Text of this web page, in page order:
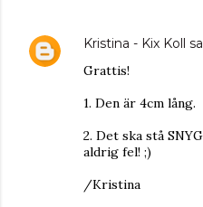
Kristina - Kix Koll
Grattis!
1. Den är 4cm lång.
2. Det ska stå
aldrig fel! ;)
/Kristina